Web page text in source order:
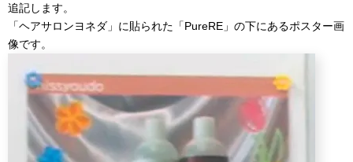
追記します。
「ヘアサロンヨネダ」に貼られた「PureRE」の下にあるポスター画
像です。